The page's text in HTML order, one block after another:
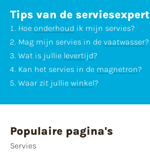
Tips van de serviesexpert
Hoe onderhoud ik mijn servies?
Mag mijn servies in de vaatwasser?
Wat is jullie levertijd?
Kan het servies in de magnetron?
Waar zit jullie winkel?
Populaire pagina's
Servies